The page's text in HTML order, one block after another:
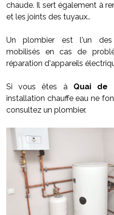
chaude. Il sert également à
et les joints des tuyaux..
Un plombier est l'un des
mobilisés en cas de
réparation d'appareils
Si vous êtes à Quai de
installation chauffe eau ne
consultez un plombier.